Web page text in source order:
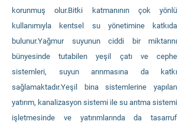
korunmuş olur.Bitki katmanının çok yönlü
kullanımıyla kentsel su yönetimine katkıda
bulunur.Yağmur suyunun ciddi bir miktarını
bünyesinde tutabilen yeşil çatı ve cephe
sistemleri, suyun arınmasına da katkı
sağlamaktadır.Yeşil bina sistemlerine yapılan
yatırım, kanalizasyon sistemi ile su arıtma sistemi
işletmesinde ve yatırımlarında da tasarruf